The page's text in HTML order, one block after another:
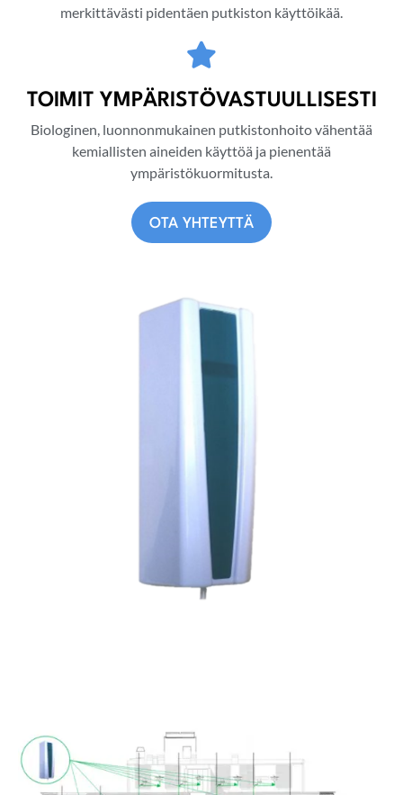
merkittävästi pidentäen putkiston käyttöikää.
TOIMIT YMPÄRISTÖVASTUULLISESTI
Biologinen, luonnonmukainen putkistonhoito vähentää
kemiallisten aineiden käyttöä ja pienentää
ympäristökuormitusta.
OTA YHTEYTTÄ